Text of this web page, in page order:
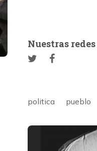
Nuestras
politica pueblo